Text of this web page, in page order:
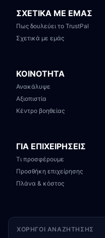
ΣΧΕΤΙΚΑ ΜΕ ΕΜΑΣ
Πως δουλεύει το TrustPal
Σχετικά με εμάς
ΚΟΙΝΟΤΗΤΑ
Ανακάλυψε
Αξιοπιστία
Κέντρο βοηθείας
ΓΙΑ ΕΠΙΧΕΙΡΗΣΕΙΣ
Τι προσφέρουμε
Προσθήκη επιχείρησης
Πλάνα & κόστος
ΧΟΡΗΓΟΊ ΑΝΑΖΉΤΗΣΗΣ